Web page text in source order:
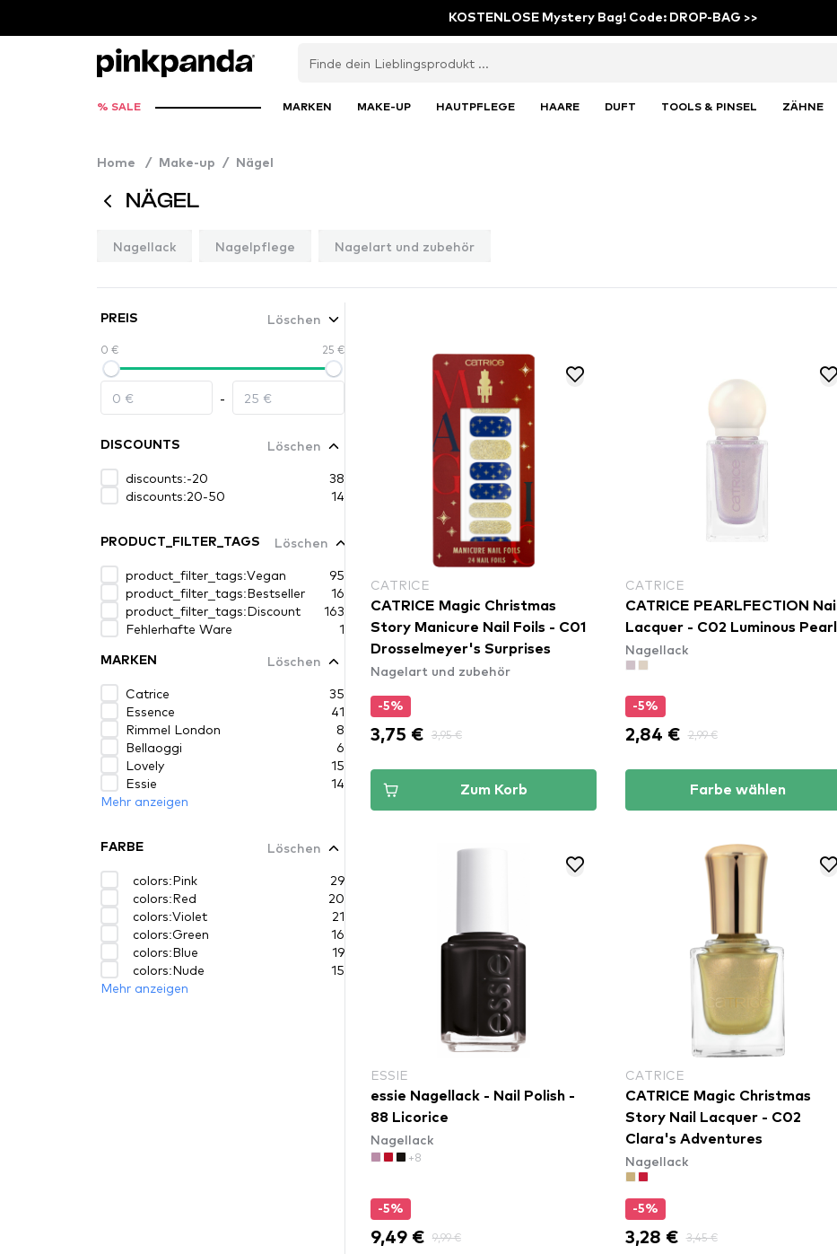
KOSTENLOSE Mystery Bag! Code: DROP-BAG >>
% SALE MARKEN MAKE-UP HAUTPFLEGE HAARE DUFT TOOLS & PINSEL ZÄHNE
Home / Make-up / Nägel
NÄGEL
Nagellack Nagelpflege Nagelart und zubehör
PREIS Löschen
0 € 25 €
-
DISCOUNTS
Löschen
discounts:-20
38
discounts:20-50
14
PRODUCT_FILTER_TAGS
Löschen
product_filter_tags:Vegan
95
product_filter_tags:Bestseller
16
product_filter_tags:Discount
163
Fehlerhafte Ware
1
MARKEN
Löschen
Catrice
35
Essence
41
Rimmel London
8
Bellaoggi
6
Lovely
15
Essie
14
Mehr anzeigen
FARBE
Löschen
colors:Pink
29
colors:Red
20
colors:Violet
21
colors:Green
16
colors:Blue
19
colors:Nude
15
Mehr anzeigen
CATRICE
CATRICE Magic Christmas
Story Manicure Nail Foils - C01
Drosselmeyer's Surprises
Nagelart und zubehör
-5%
3,75 € 3,95 €
Zum Korb
CATRICE
CATRICE PEARLFECTION Nail
Lacquer - C02 Luminous Pearl
Nagellack
-5%
2,84 € 2,99 €
Farbe wählen
ESSIE
essie Nagellack - Nail Polish -
88 Licorice
Nagellack
+8
-5%
9,49 € 9,99 €
CATRICE
CATRICE Magic Christmas
Story Nail Lacquer - C02
Clara's Adventures
Nagellack
-5%
3,28 € 3,45 €